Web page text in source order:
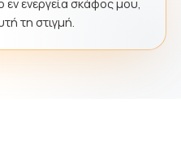
εν ενεργεία σκάφος μου,
τη στιγμή.